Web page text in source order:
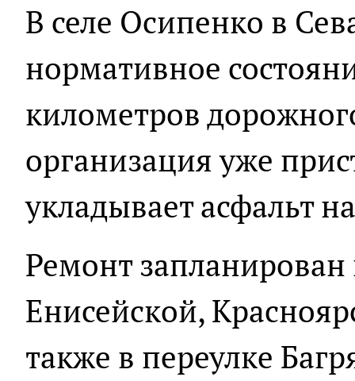
В селе Осипенко в
нормативное
километров
организация уже
укладывает асфальт
Ремонт
Енисейской,
также в переулке